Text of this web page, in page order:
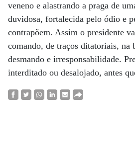
veneno e alastrando a praga de
duvidosa, fortalecida pelo ódio e
contrapõem. Assim o presidente
comando, de traços ditatoriais, na
desmando e irresponsabilidade.
interditado ou desalojado, antes